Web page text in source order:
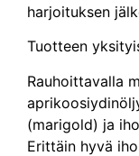
harjoituksen
Tuotteen
Rauhoittavalla
(marigold) ja
Erittäin hyvä